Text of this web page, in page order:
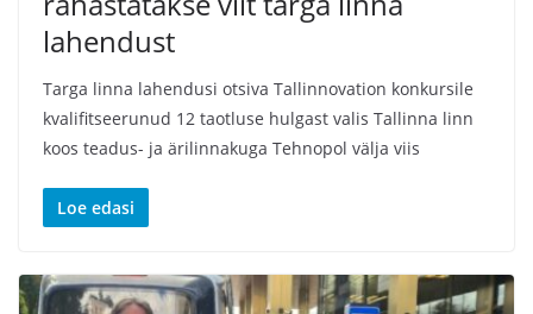
lahendust
Targa linna lahendusi otsiva Tallinnovation konkursile
kvalifitseerunud 12 taotluse hulgast valis Tallinna linn
koos teadus- ja ärilinnakuga Tehnopol välja viis
Loe edasi